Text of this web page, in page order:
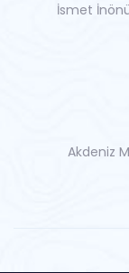
İsmet
Akdeniz